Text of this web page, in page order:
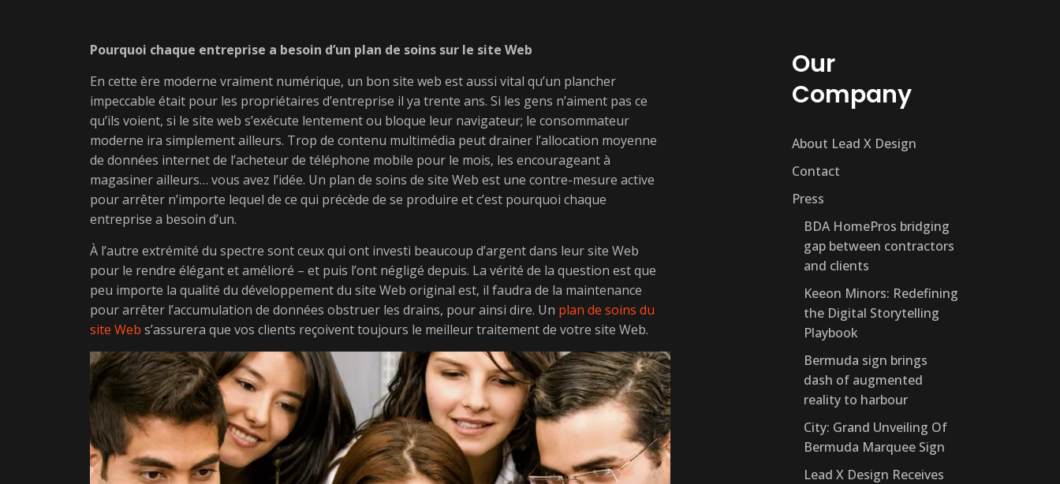
Pourquoi chaque entreprise a besoin d’un plan de soins sur le site Web
En cette ère moderne vraiment numérique, un bon site web est aussi vital qu’un plancher
impeccable était pour les propriétaires d’entreprise il ya trente ans. Si les gens n’aiment pas ce
qu’ils voient, si le site web s’exécute lentement ou bloque leur navigateur; le consommateur
moderne ira simplement ailleurs. Trop de contenu multimédia peut drainer l’allocation moyenne
de données internet de l’acheteur de téléphone mobile pour le mois, les encourageant à
magasiner ailleurs… vous avez l’idée. Un plan de soins de site Web est une contre-mesure active
pour arrêter n’importe lequel de ce qui précède de se produire et c’est pourquoi chaque
entreprise a besoin d’un.
À l’autre extrémité du spectre sont ceux qui ont investi beaucoup d’argent dans leur site Web
pour le rendre élégant et amélioré – et puis l’ont négligé depuis. La vérité de la question est que
peu importe la qualité du développement du site Web original est, il faudra de la maintenance
pour arrêter l’accumulation de données obstruer les drains, pour ainsi dire. Un plan de soins du
site Web s’assurera que vos clients reçoivent toujours le meilleur traitement de votre site Web.
Our
Company
About Lead X Design
Contact
Press
BDA HomePros bridging
gap between contractors
and clients
Keeon Minors: Redefining
the Digital Storytelling
Playbook
Bermuda sign brings
dash of augmented
reality to harbour
City: Grand Unveiling Of
Bermuda Marquee Sign
Lead X Design Receives